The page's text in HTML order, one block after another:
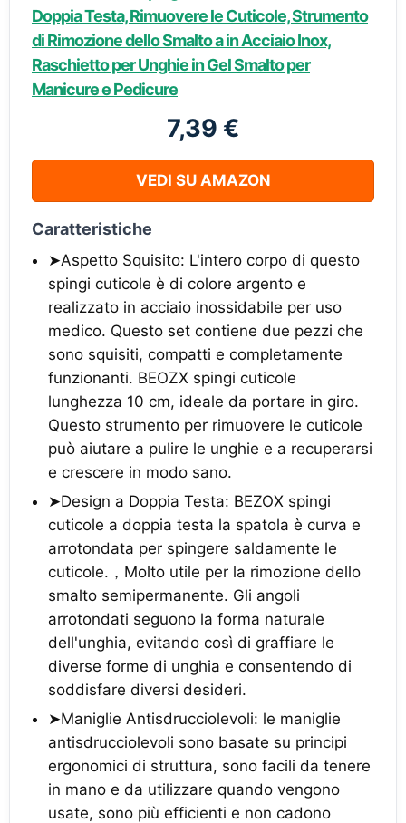
Doppia Testa, Rimuovere le Cuticole, Strumento
di Rimozione dello Smalto a in Acciaio Inox,
Raschietto per Unghie in Gel Smalto per
Manicure e Pedicure
7,39 €
VEDI SU AMAZON
Caratteristiche
➤Aspetto Squisito: L'intero corpo di questo
spingi cuticole è di colore argento e
realizzato in acciaio inossidabile per uso
medico. Questo set contiene due pezzi che
sono squisiti, compatti e completamente
funzionanti. BEOZX spingi cuticole
lunghezza 10 cm, ideale da portare in giro.
Questo strumento per rimuovere le cuticole
può aiutare a pulire le unghie e a recuperarsi
e crescere in modo sano.
➤Design a Doppia Testa: BEZOX spingi
cuticole a doppia testa la spatola è curva e
arrotondata per spingere saldamente le
cuticole.，Molto utile per la rimozione dello
smalto semipermanente. Gli angoli
arrotondati seguono la forma naturale
dell'unghia, evitando così di graffiare le
diverse forme di unghia e consentendo di
soddisfare diversi desideri.
➤Maniglie Antisdrucciolevoli: le maniglie
antisdrucciolevoli sono basate su principi
ergonomici di struttura, sono facili da tenere
in mano e da utilizzare quando vengono
usate, sono più efficienti e non cadono